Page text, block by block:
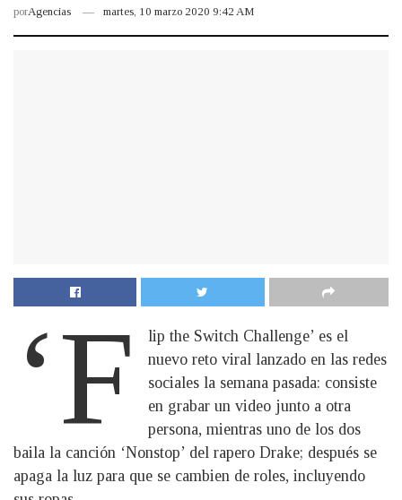
porAgencias martes, 10 marzo 2020 9:42 AM
‘F
lip the Switch Challenge’ es el
nuevo reto viral lanzado en las redes
sociales la semana pasada: consiste
en grabar un video junto a otra
persona, mientras uno de los dos
baila la canción ‘Nonstop’ del rapero Drake; después se
apaga la luz para que se cambien de roles, incluyendo